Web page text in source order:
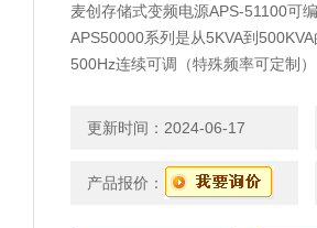
麦创存储式变频电源APS-51100可
APS50000系列是从5KVA到
500Hz连续可调（特殊频率可定制
更新时间：2024-06-17
产品报价：